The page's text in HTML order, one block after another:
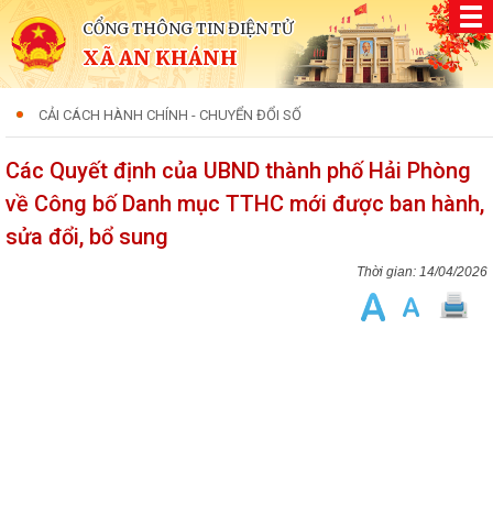
CỔNG THÔNG TIN ĐIỆN TỬ
XÃ AN KHÁNH
CẢI CÁCH HÀNH CHÍNH - CHUYỂN ĐỔI SỐ
Các Quyết định của UBND thành phố Hải Phòng
về Công bố Danh mục TTHC mới được ban hành,
sửa đổi, bổ sung
14/04/2026